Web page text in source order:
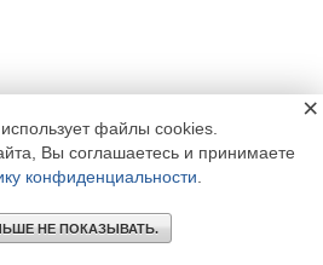
файлы cookies.
Вы соглашаетесь и принимаете
конфиденциальности
НЕ ПОКАЗЫВАТЬ.
×